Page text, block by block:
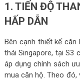
1. TIẾN ĐỘ
HẤP DẪN
Bên cạnh thiết kế
thái Singapore, tại S3
áp dụng chính sách
mua căn hộ. Theo